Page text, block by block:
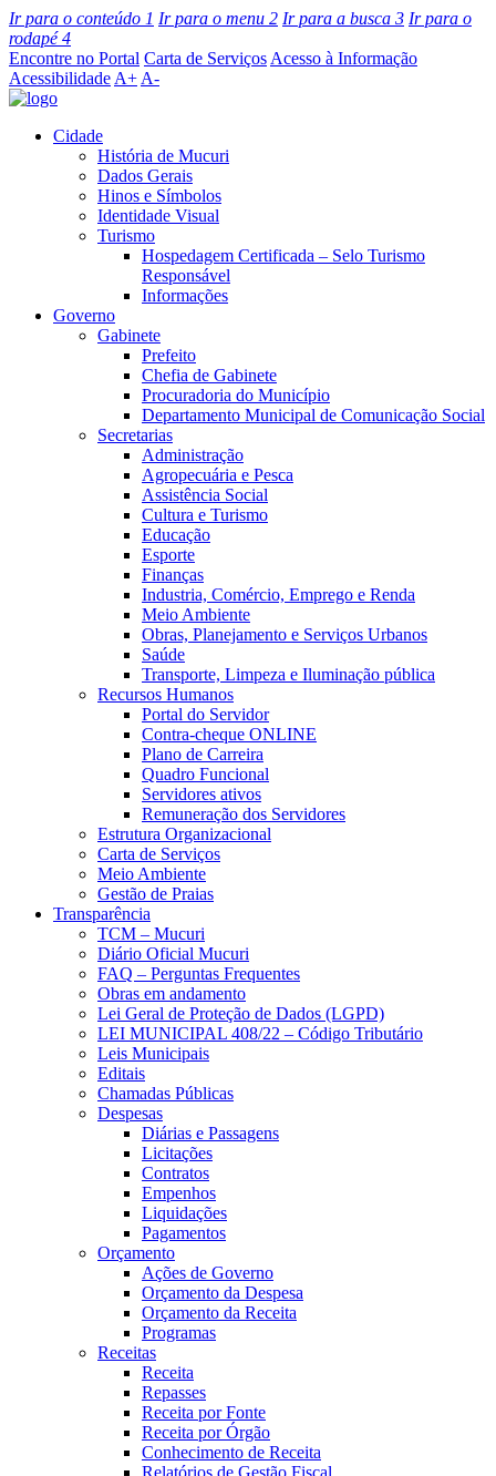
Ir para o conteúdo 1 Ir para o menu 2 Ir para a busca 3 Ir para o
rodapé4
Encontre no Portal Carta de Serviços Acesso à Informação
Acessibilidade A+ A-
Cidade
História de Mucuri
Dados Gerais
Hinos e Símbolos
Identidade Visual
Turismo
Hospedagem Certificada – Selo Turismo
Responsável
Informações
Governo
Gabinete
Prefeito
Chefia de Gabinete
Procuradoria do Município
Departamento Municipal de Comunicação Social
Secretarias
Administração
Agropecuária e Pesca
Assistência Social
Cultura e Turismo
Educação
Esporte
Finanças
Industria, Comércio, Emprego e Renda
Meio Ambiente
Obras, Planejamento e Serviços Urbanos
Saúde
Transporte, Limpeza e Iluminação pública
Recursos Humanos
Portal do Servidor
Contra-cheque ONLINE
Plano de Carreira
Quadro Funcional
Servidores ativos
Remuneração dos Servidores
Estrutura Organizacional
Carta de Serviços
Meio Ambiente
Gestão de Praias
Transparência
TCM – Mucuri
Diário Oficial Mucuri
FAQ – Perguntas Frequentes
Obras em andamento
Lei Geral de Proteção de Dados (LGPD)
LEI MUNICIPAL 408/22 – Código Tributário
Leis Municipais
Editais
Chamadas Públicas
Despesas
Diárias e Passagens
Licitações
Contratos
Empenhos
Liquidações
Pagamentos
Orçamento
Ações de Governo
Orçamento da Despesa
Orçamento da Receita
Programas
Receitas
Receita
Repasses
Receita por Fonte
Receita por Órgão
Conhecimento de Receita
Relatórios de Gestão Fiscal